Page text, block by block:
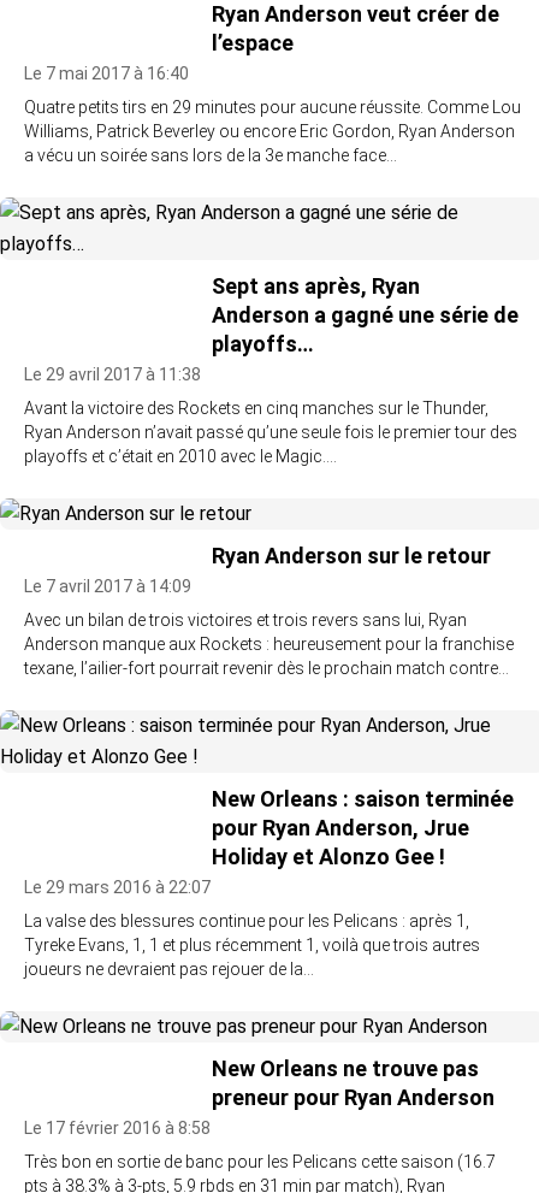
Ryan Anderson veut créer de
l’espace
Le 7 mai 2017 à 16:40
Quatre petits tirs en 29 minutes pour aucune réussite. Comme Lou
Williams, Patrick Beverley ou encore Eric Gordon, Ryan Anderson
a vécu un soirée sans lors de la 3e manche face…
Sept ans après, Ryan
Anderson a gagné une série de
playoffs…
Le 29 avril 2017 à 11:38
Avant la victoire des Rockets en cinq manches sur le Thunder,
Ryan Anderson n’avait passé qu’une seule fois le premier tour des
playoffs et c’était en 2010 avec le Magic.…
Ryan Anderson sur le retour
Le 7 avril 2017 à 14:09
Avec un bilan de trois victoires et trois revers sans lui, Ryan
Anderson manque aux Rockets : heureusement pour la franchise
texane, l’ailier-fort pourrait revenir dès le prochain match contre…
New Orleans : saison terminée
pour Ryan Anderson, Jrue
Holiday et Alonzo Gee !
Le 29 mars 2016 à 22:07
La valse des blessures continue pour les Pelicans : après 1,
Tyreke Evans, 1, 1 et plus récemment 1, voilà que trois autres
joueurs ne devraient pas rejouer de la…
New Orleans ne trouve pas
preneur pour Ryan Anderson
Le 17 février 2016 à 8:58
Très bon en sortie de banc pour les Pelicans cette saison (16.7
pts à 38.3% à 3-pts, 5.9 rbds en 31 min par match), Ryan